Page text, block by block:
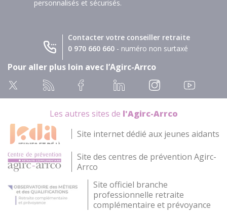
personnalisés et sécurisés.
Contacter votre conseiller retraite
0 970 660 660- numéro non surtaxé
Pour aller plus loin avec l’Agirc-Arrco
Les autres sites de l'Agirc-Arrco
Site internet dédié aux jeunes aidants
Site des centres de prévention Agirc-
Arrco
Site officiel branche
professionnelle retraite
complémentaire et prévoyance